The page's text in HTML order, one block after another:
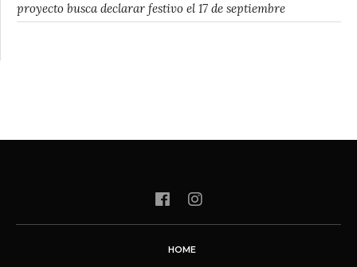
proyecto busca declarar festivo el 17 de septiembre
HOME